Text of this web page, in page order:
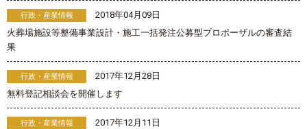
行政・産業情報
2018年04月09日
火葬場施設等整備事業設計・施工一括発注公募型プロポーザルの審査結
果
行政・産業情報
2017年12月28日
無料登記相談会を開催します
行政・産業情報
2017年12月11日